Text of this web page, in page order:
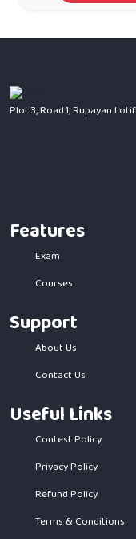
Plot:3, Road:1, Rupayan
Features
Exam
Courses
Support
About Us
Contact Us
Useful Links
Contest Policy
Privacy Policy
Refund Policy
Terms & Conditions